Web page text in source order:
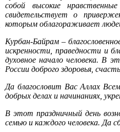
собой высокие
свидетельствует о
которым облагораживает
Курбан-Байрам –
искренности, праведности и
духовное начало человека. В
России доброго здоровья,
Да благословит Вас Аллах
добрых делах и начинаниях,
В этот праздничный день
семью и каждого человека. Да